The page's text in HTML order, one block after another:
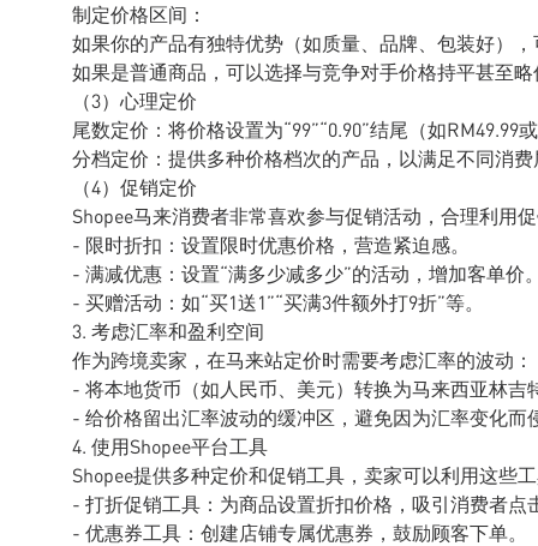
制定价格区间：
如果你的产品有独特优势（如质量、品牌、包装好）
如果是普通商品，可以选择与竞争对手价格持平甚至略
（3）心理定价
尾数定价：将价格设置为“99”“0.90”结尾（如
分档定价：提供多种价格档次的产品，以满足不同消
（4）促销定价
Shopee马来消费者非常喜欢参与促销活动，合理利用
- 限时折扣：设置限时优惠价格，营造紧迫感。
- 满减优惠：设置“满多少减多少”的活动，增加客单价
- 买赠活动：如“买1送1”“买满3件额外打9折”等。
3. 考虑汇率和盈利空间
作为跨境卖家，在马来站定价时需要考虑汇率的波动：
- 将本地货币（如人民币、美元）转换为马来西亚林吉
- 给价格留出汇率波动的缓冲区，避免因为汇率变化而
4. 使用Shopee平台工具
Shopee提供多种定价和促销工具，卖家可以利用这些
- 打折促销工具：为商品设置折扣价格，吸引消费者点
- 优惠券工具：创建店铺专属优惠券，鼓励顾客下单。